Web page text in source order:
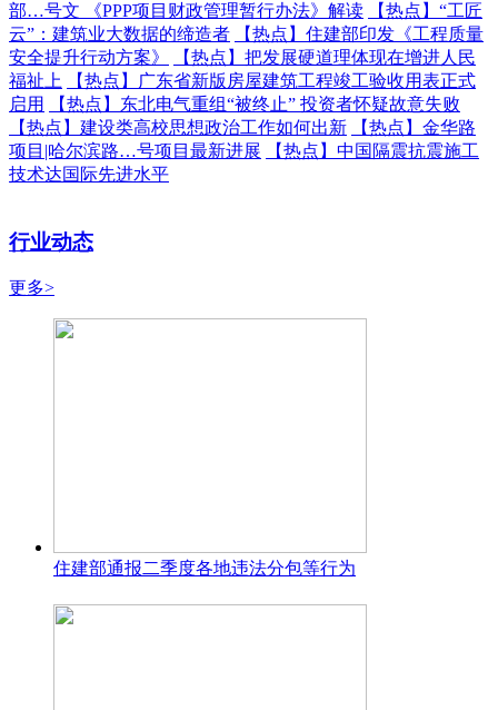
部…号文 《PPP项目财政管理暂行办法》解读
【热点】 “工匠
云”：建筑业大数据的缔造者
【热点】 住建部印发《工程质量
安全提升行动方案》
【热点】 把发展硬道理体现在增进人民
福祉上
【热点】
广东省新版房屋建筑工程竣工验收用表正式
启用
【热点】 东北电气重组“被终止” 投资者怀疑故意失败
【热点】 建设类高校思想政治工作如何出新 【热点】 金华路
项目|哈尔滨路…号项目最新进展
【热点】 中国隔震抗震施工
技术达国际先进水平
行业动态
更多>
住建部通报二季度各地违法分包等行为